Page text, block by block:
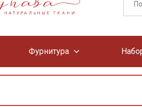
Фурнитура